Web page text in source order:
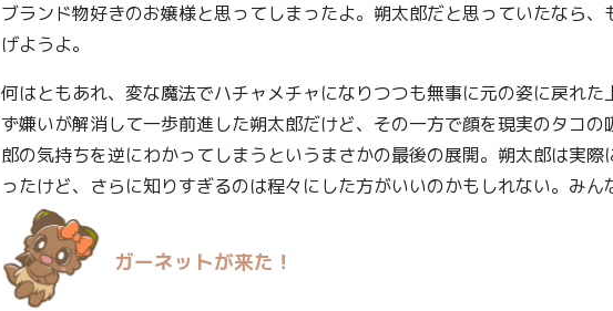
ブランド物好きのお嬢様と思ってしまったよ。朔太郎だと思っていたなら、
げようよ。
何はともあれ、変な魔法でハチャメチャになりつつも無事に元の姿に戻れた
ず嫌いが解消して一歩前進した朔太郎だけど、その一方で顔を現実のタコの
郎の気持ちを逆にわかってしまうというまさかの最後の展開。朔太郎は実際
ったけど、さらに知りすぎるのは程々にした方がいいのかもしれない。みん
ガーネットが来た！